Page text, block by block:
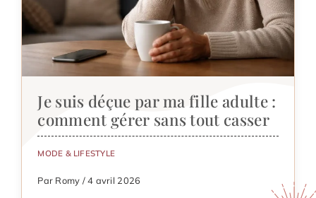
Je suis déçue par ma fille adulte :
comment gérer sans tout casser
MODE & LIFESTYLE
Par Romy / 4 avril 2026